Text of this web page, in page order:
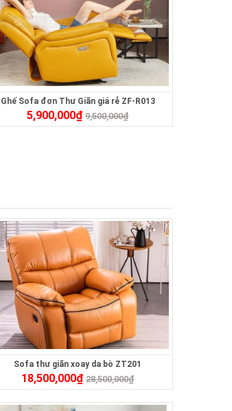
Ghế Sofa đơn Thư Giãn giá rẻ ZF-R013
5,900,000₫ 9,500,000₫
Sofa thư giãn xoay da bò ZT201
18,500,000₫ 28,500,000₫